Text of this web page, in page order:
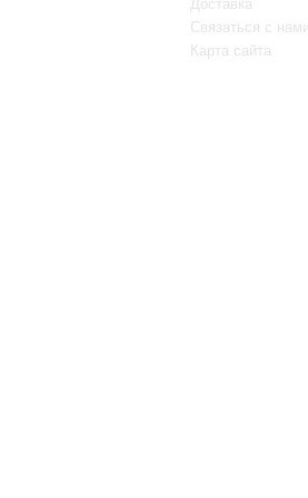
Доставка
Связаться с нами
Карта сайта